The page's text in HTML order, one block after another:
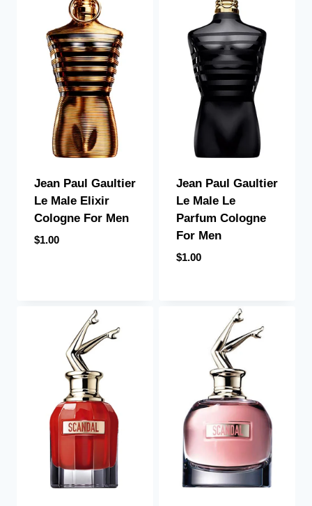
Jean Paul Gaultier
Le Male Elixir
Cologne For Men
$1.00
Jean Paul Gaultier
Le Male Le
Parfum Cologne
For Men
$1.00